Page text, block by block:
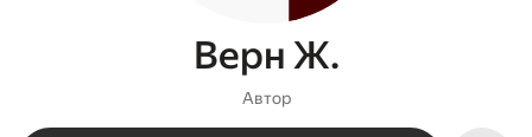
Верн Ж.
Автор